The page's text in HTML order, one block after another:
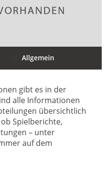
Allgemein
gibt es in der
alle Informationen
übersichtlich
Spielberichte,
– unter
auf dem